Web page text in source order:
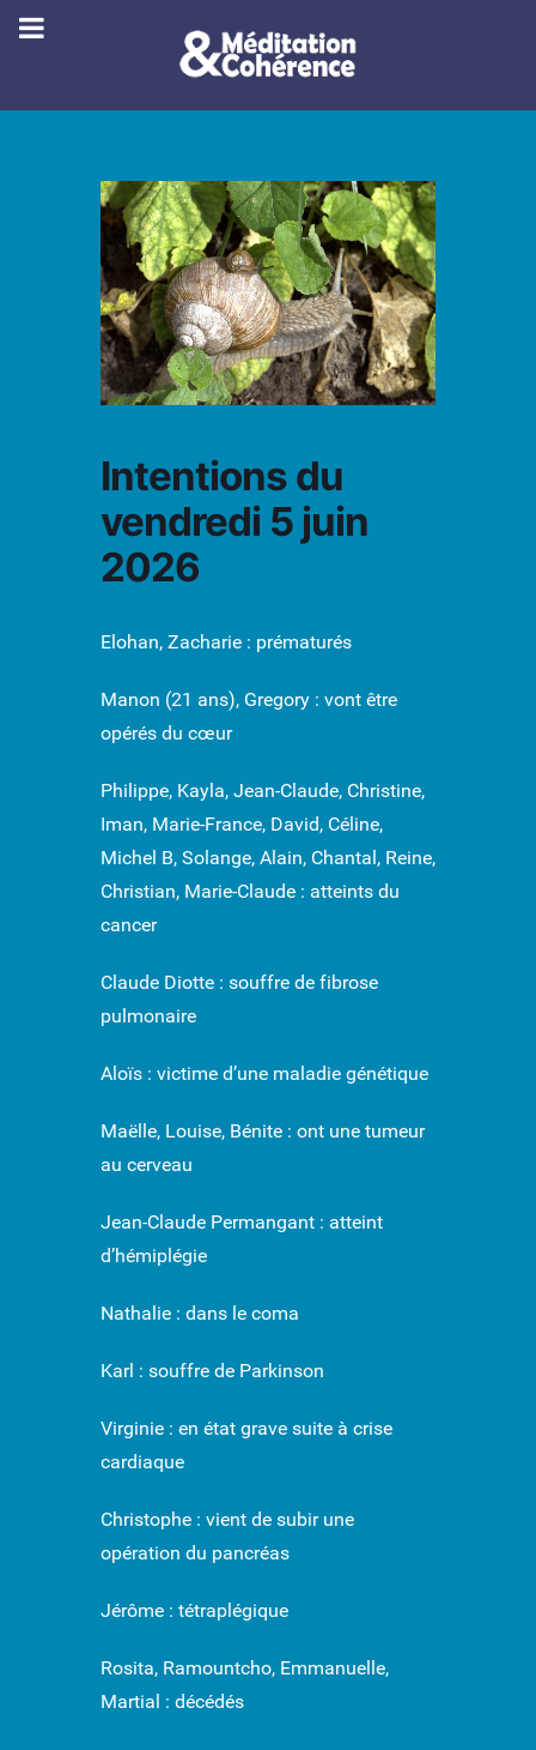
Intentions du
vendredi 5 juin
2026
Elohan, Zacharie : prématurés
Manon (21 ans), Gregory : vont être
opérés du cœur
Philippe, Kayla, Jean-Claude, Christine,
Iman, Marie-France, David, Céline,
Michel B, Solange, Alain, Chantal, Reine,
Christian, Marie-Claude : atteints du
cancer
Claude Diotte : souffre de fibrose
pulmonaire
Aloïs : victime d’une maladie génétique
Maëlle, Louise, Bénite : ont une tumeur
au cerveau
Jean-Claude Permangant : atteint
d’hémiplégie
Nathalie : dans le coma
Karl : souffre de Parkinson
Virginie : en état grave suite à crise
cardiaque
Christophe : vient de subir une
opération du pancréas
Jérôme : tétraplégique
Rosita, Ramountcho, Emmanuelle,
Martial : décédés